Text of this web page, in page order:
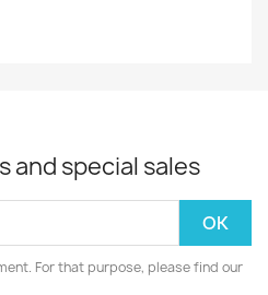
and special sales
For that purpose, please find our